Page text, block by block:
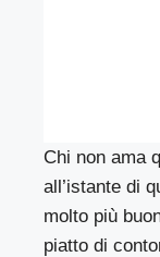
Chi non ama
all’istante di
molto più
piatto di